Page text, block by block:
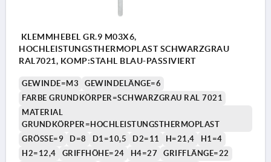
KLEMMHEBEL GR.9 M03X6,
HOCHLEISTUNGSTHERMOPLAST SCHWARZGRAU
RAL7021, KOMP:STAHL BLAU-PASSIVIERT
GEWINDE=M3
GEWINDELÄNGE=6
FARBE GRUNDKÖRPER=SCHWARZGRAU RAL 7021
MATERIAL
GRUNDKÖRPER=HOCHLEISTUNGSTHERMOPLAST
GRÖSSE=9
D=8 D1=10,5 D2=11 H=21,4
H1=4
H2=12,4
GRIFFHÖHE=24 H4=27
GRIFFLÄNGE=22